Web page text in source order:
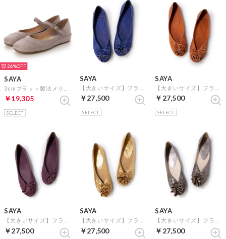
26%
SAYA
￥19,305
SELECT
SAYA
￥27,500
SELECT
SAYA
￥27,500
SELECT
SAYA
￥27,500
SAYA
￥27,500
SAYA
￥27,500